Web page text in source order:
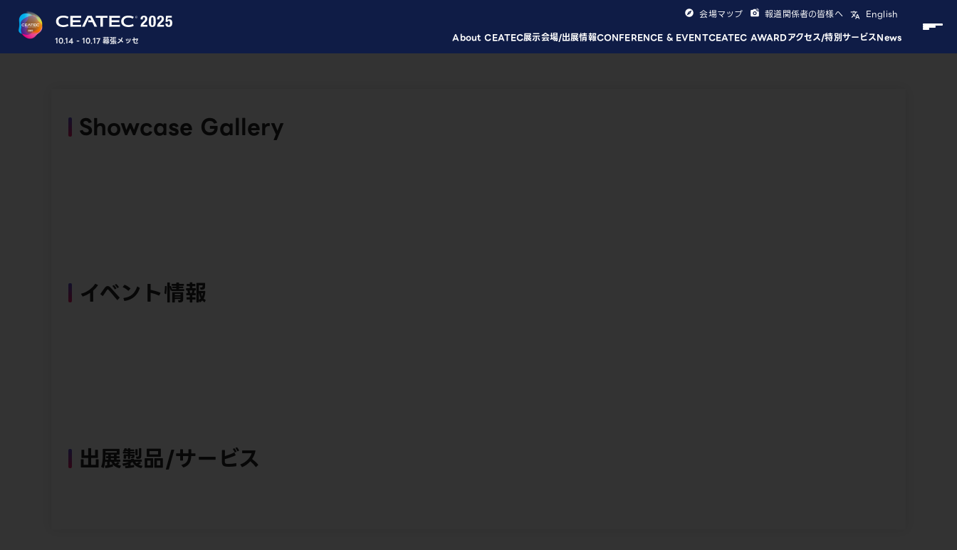
10.14 - 10.17 幕張メッセ About CEATEC展示会場/出展情報CONFERENCE & EVENTCEATEC AWARDアクセス/特別サービスNews
会場マップ 報道関係者の皆様へ English
Showcase Gallery
イベント情報
出展製品/サービス